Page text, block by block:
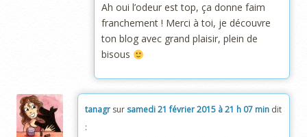
Ah oui l’odeur est top, ça donne faim
franchement ! Merci à toi, je découvre
ton blog avec grand plaisir, plein de
bisous
tanagr sur samedi 21 février 2015 à 21 h 07 min dit
: